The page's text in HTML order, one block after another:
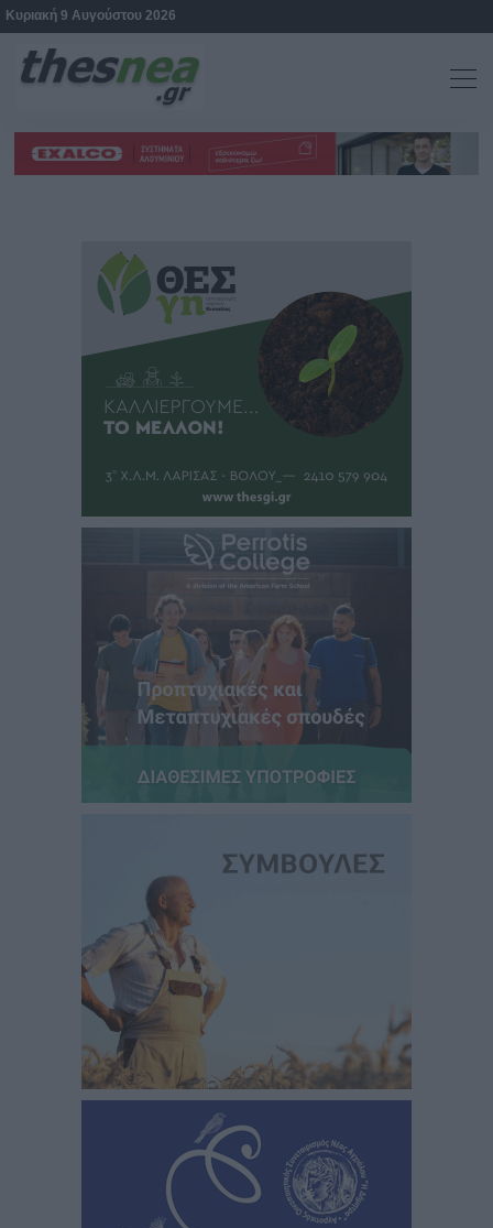
Κυριακή 9 Αυγούστου 2026